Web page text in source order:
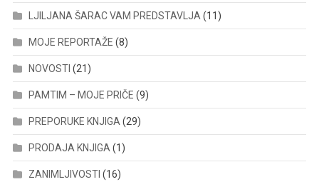
LJILJANA ŠARAC VAM PREDSTAVLJA (11)
MOJE REPORTAŽE (8)
NOVOSTI (21)
PAMTIM – MOJE PRIČE (9)
PREPORUKE KNJIGA (29)
PRODAJA KNJIGA (1)
ZANIMLJIVOSTI (16)